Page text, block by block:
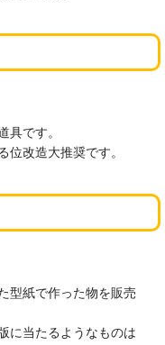
具です。
改造大推奨です。
型紙で作った物を販売
に当たるようなものは